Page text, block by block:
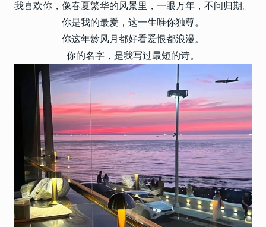
我喜欢你，像春夏繁华的风景里，一眼万年，不问归期。
你是我的最爱，这一生唯你独尊。
你这年龄风月都好看爱恨都浪漫。
你的名字，是我写过最短的诗。